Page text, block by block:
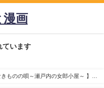
漫画
ています
きものの唄～瀬戸内の女郎小屋～ 】を